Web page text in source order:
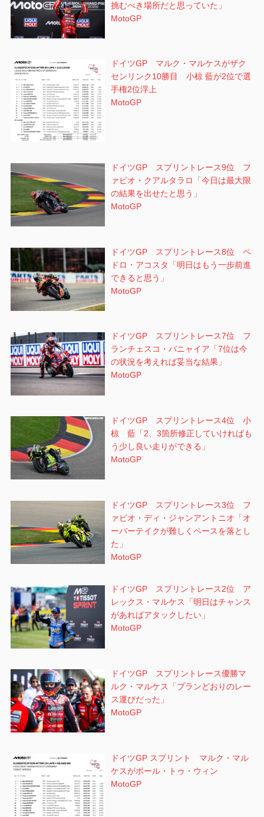
挑むべき場所だと思っていた」
MotoGP
ドイツGP マルク・マルケスがザク
センリンク10勝目 小椋 藍が2位で選
手権2位浮上
MotoGP
ドイツGP スプリントレース9位 フ
ァビオ・クアルタラロ「今日は最大限
の結果を出せたと思う」
MotoGP
ドイツGP スプリントレース8位 ペ
ドロ・アコスタ「明日はもう一歩前進
できると思う」
MotoGP
ドイツGP スプリントレース7位 フ
ランチェスコ・バニャイア「7位は今
の状況を考えれば妥当な結果」
MotoGP
ドイツGP スプリントレース4位 小
椋 藍「2、3箇所修正していければも
う少し良い走りができる」
MotoGP
ドイツGP スプリントレース3位 フ
ァビオ・ディ・ジャンアントニオ「オ
ーバーテイクが難しくペースを落とし
た」
MotoGP
ドイツGP スプリントレース2位 ア
レックス・マルケス「明日はチャンス
があればアタックしたい」
MotoGP
ドイツGP スプリントレース優勝マ
ルク・マルケス「プランどおりのレー
ス運びだった」
MotoGP
ドイツGP スプリント マルク・マル
ケスがポール・トゥ・ウィン
MotoGP